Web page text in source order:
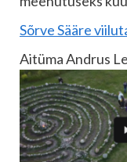
Sõrve Sääre
Aitüma Andrus